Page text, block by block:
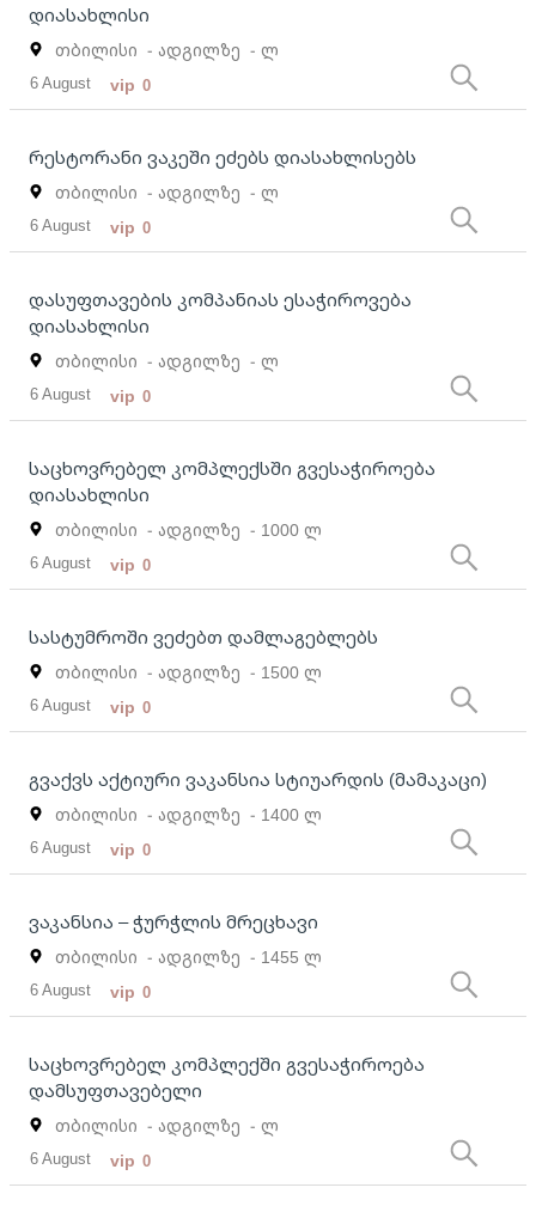
დიასახლისი
თბილისი - ადგილზე - ლ
6 August vip 0
რესტორანი ვაკეში ეძებს დიასახლისებს
თბილისი - ადგილზე - ლ
6 August vip 0
დასუფთავების კომპანიას ესაჭიროვება
დიასახლისი
თბილისი - ადგილზე - ლ
6 August vip 0
საცხოვრებელ კომპლექსში გვესაჭიროება
დიასახლისი
თბილისი - ადგილზე - 1000 ლ
6 August vip 0
სასტუმროში ვეძებთ დამლაგებლებს
თბილისი - ადგილზე - 1500 ლ
6 August vip 0
გვაქვს აქტიური ვაკანსია სტიუარდის (მამაკაცი)
თბილისი - ადგილზე - 1400 ლ
6 August vip 0
ვაკანსია – ჭურჭლის მრეცხავი
თბილისი - ადგილზე - 1455 ლ
6 August vip 0
საცხოვრებელ კომპლექში გვესაჭიროება
დამსუფთავებელი
თბილისი - ადგილზე - ლ
6 August vip 0